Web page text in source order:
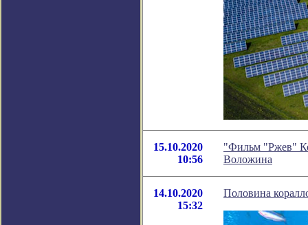
15.10.2020
10:56
"Фильм "Ржев"
Воложина
14.10.2020
15:32
Половина